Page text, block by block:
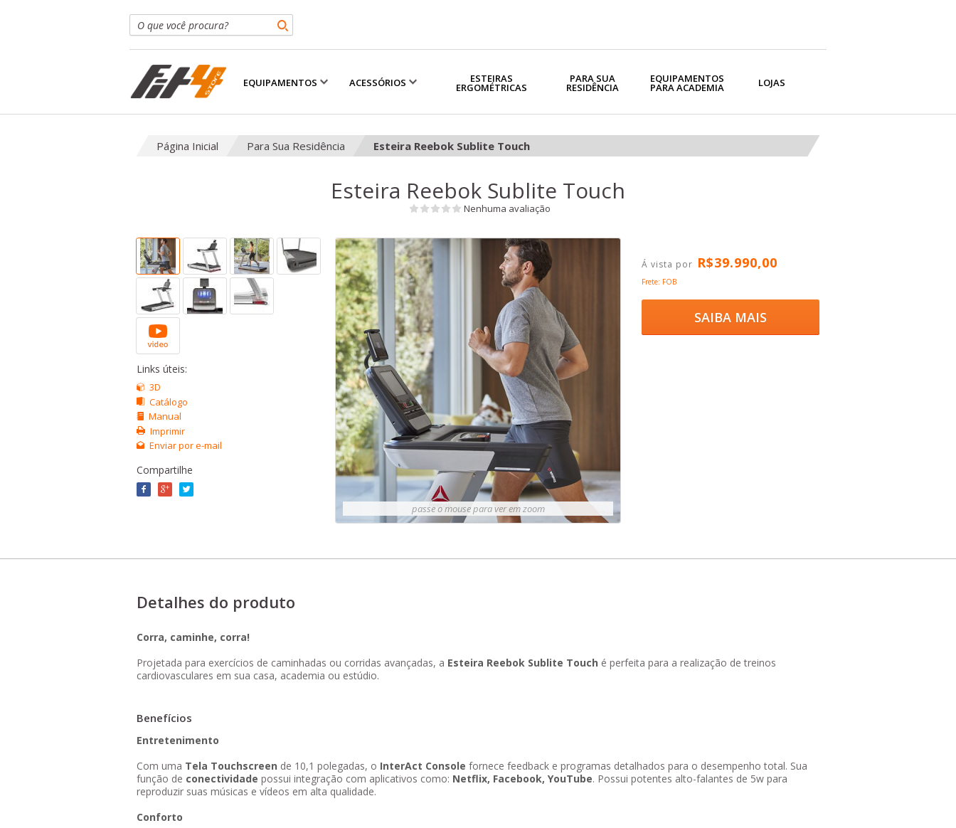
EQUIPAMENTOS ACESSÓRIOS ESTEIRAS
ERGOMÉTRICAS
PARA SUA
RESIDÊNCIA
EQUIPAMENTOS
PARA ACADEMIA LOJAS
Página Inicial Para Sua Residência Esteira Reebok Sublite Touch
Esteira Reebok Sublite Touch
Nenhuma avaliação
passe o mouse para ver em zoom
Links úteis:
3D
Catálogo
Manual
Imprimir
Enviar por e-mail
Compartilhe
R$39.990,00
Frete: FOB
SAIBA MAIS
Detalhes do produto
Corra, caminhe, corra!
Projetada para exercícios de caminhadas ou corridas avançadas, a Esteira Reebok Sublite Touch é perfeita para a realização de treinos
cardiovasculares em sua casa, academia ou estúdio.
Benefícios
Entretenimento
Com uma Tela Touchscreen de 10,1 polegadas, o InterAct Console fornece feedback e programas detalhados para o desempenho total. Sua
função de conectividade possui integração com aplicativos como: Netflix, Facebook, YouTube. Possui potentes alto-falantes de 5w para
reproduzir suas músicas e vídeos em alta qualidade.
Conforto